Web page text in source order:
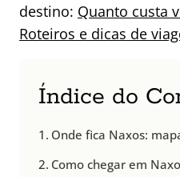
destino: Quanto custa
Roteiros e dicas de
Índice do
Onde fica Naxos:
Como chegar em